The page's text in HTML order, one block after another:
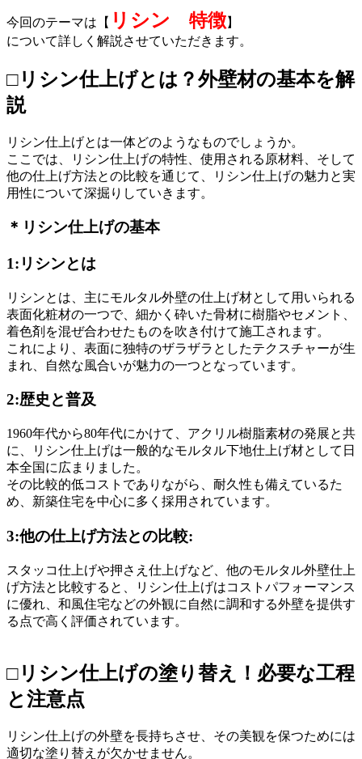
今回のテーマは【 リシン 特徴】
について詳しく解説させていただきます。
□リシン仕上げとは？外壁材の基本を解
説
リシン仕上げとは一体どのようなものでしょうか。
ここでは、リシン仕上げの特性、使用される原材料、そして
他の仕上げ方法との比較を通じて、リシン仕上げの魅力と実
用性について深掘りしていきます。
＊リシン仕上げの基本
1:リシンとは
リシンとは、主にモルタル外壁の仕上げ材として用いられる
表面化粧材の一つで、細かく砕いた骨材に樹脂やセメント、
着色剤を混ぜ合わせたものを吹き付けて施工されます。
これにより、表面に独特のザラザラとしたテクスチャーが生
まれ、自然な風合いが魅力の一つとなっています。
2:歴史と普及
1960年代から80年代にかけて、アクリル樹脂素材の発展と共
に、リシン仕上げは一般的なモルタル下地仕上げ材として日
本全国に広まりました。
その比較的低コストでありながら、耐久性も備えているた
め、新築住宅を中心に多く採用されています。
3:他の仕上げ方法との比較:
スタッコ仕上げや押さえ仕上げなど、他のモルタル外壁仕上
げ方法と比較すると、リシン仕上げはコストパフォーマンス
に優れ、和風住宅などの外観に自然に調和する外壁を提供す
る点で高く評価されています。
□リシン仕上げの塗り替え！必要な工程
と注意点
リシン仕上げの外壁を長持ちさせ、その美観を保つためには
適切な塗り替えが欠かせません。